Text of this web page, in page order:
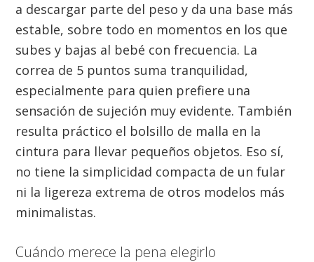
a descargar parte del peso y da una base más
estable, sobre todo en momentos en los que
subes y bajas al bebé con frecuencia. La
correa de 5 puntos suma tranquilidad,
especialmente para quien prefiere una
sensación de sujeción muy evidente. También
resulta práctico el bolsillo de malla en la
cintura para llevar pequeños objetos. Eso sí,
no tiene la simplicidad compacta de un fular
ni la ligereza extrema de otros modelos más
minimalistas.
Cuándo merece la pena elegirlo